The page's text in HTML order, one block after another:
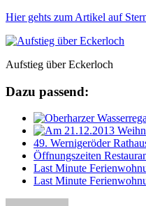
Hier gehts zum Artikel auf
Aufstieg über Eckerloch
Dazu passend:
49. Wernigeröder
Öffnungszeiten
Last Minute
Last Minute